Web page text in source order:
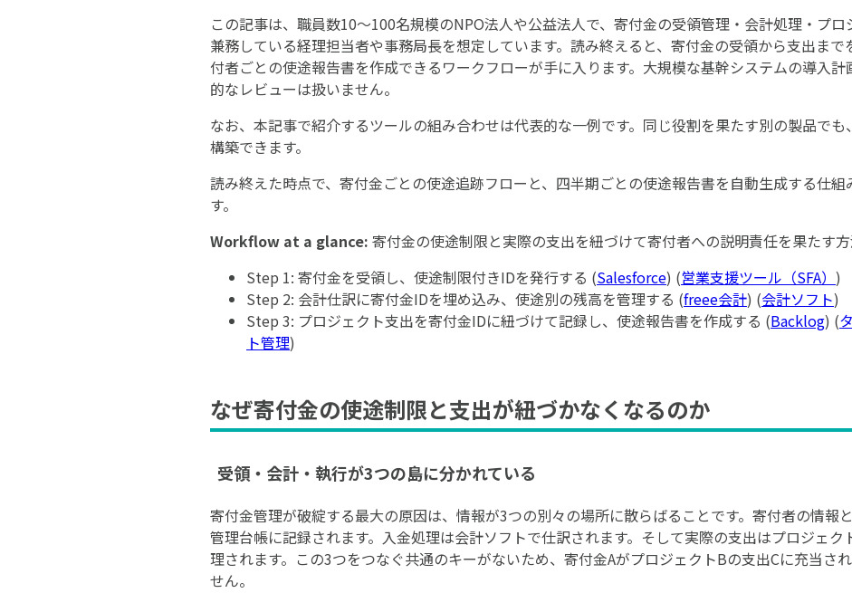
この記事は、職員数10〜100名規模のNPO法人や公益法人で、寄付金の受領管理・会計処理・プ
兼務している経理担当者や事務局長を想定しています。読み終えると、寄付金の受領から支出ま
付者ごとの使途報告書を作成できるワークフローが手に入ります。大規模な基幹システムの導入
的なレビューは扱いません。
なお、本記事で紹介するツールの組み合わせは代表的な一例です。同じ役割を果たす別の製品で
構築できます。
読み終えた時点で、寄付金ごとの使途追跡フローと、四半期ごとの使途報告書を自動生成する仕組
す。
Workflow at a glance: 寄付金の使途制限と実際の支出を紐づけて寄付者への説明責任を果たす
Step 1: 寄付金を受領し、使途制限付きIDを発行する (Salesforce) (営業支援ツール（SFA） )
Step 2: 会計仕訳に寄付金IDを埋め込み、使途別の残高を管理する (freee会計) (会計ソフト)
Step 3: プロジェクト支出を寄付金IDに紐づけて記録し、使途報告書を作成する (Backlog) (
ト管理)
なぜ寄付金の使途制限と支出が紐づかなくなるのか
受領・会計・執行が3つの島に分かれている
寄付金管理が破綻する最大の原因は、情報が3つの別々の場所に散らばることです。寄付者の情報
管理台帳に記録されます。入金処理は会計ソフトで仕訳されます。そして実際の支出はプロジェク
理されます。この3つをつなぐ共通のキーがないため、寄付金AがプロジェクトBの支出Cに充当さ
せん。